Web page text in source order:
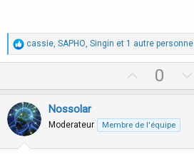
R
é
a
t
i
o
n
s
:
cassie, SAPHO, Singin et 1 autre personne
p
o
t
0
Nossolar
Moderateur Membre de l'équipe